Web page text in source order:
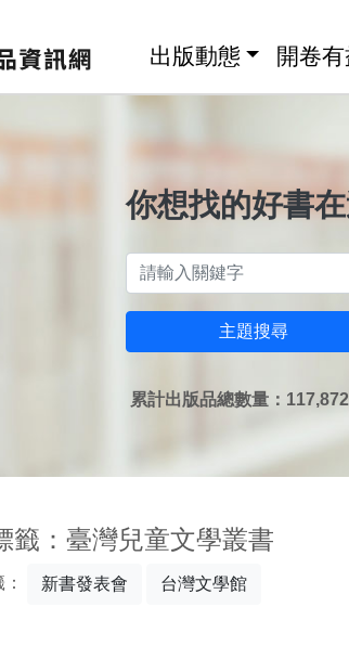
出版動態 開卷有
你想找的好書在
主題搜尋
累計出版品總數量：117,872
籤：臺灣兒童文學叢書
新書發表會 台灣文學館